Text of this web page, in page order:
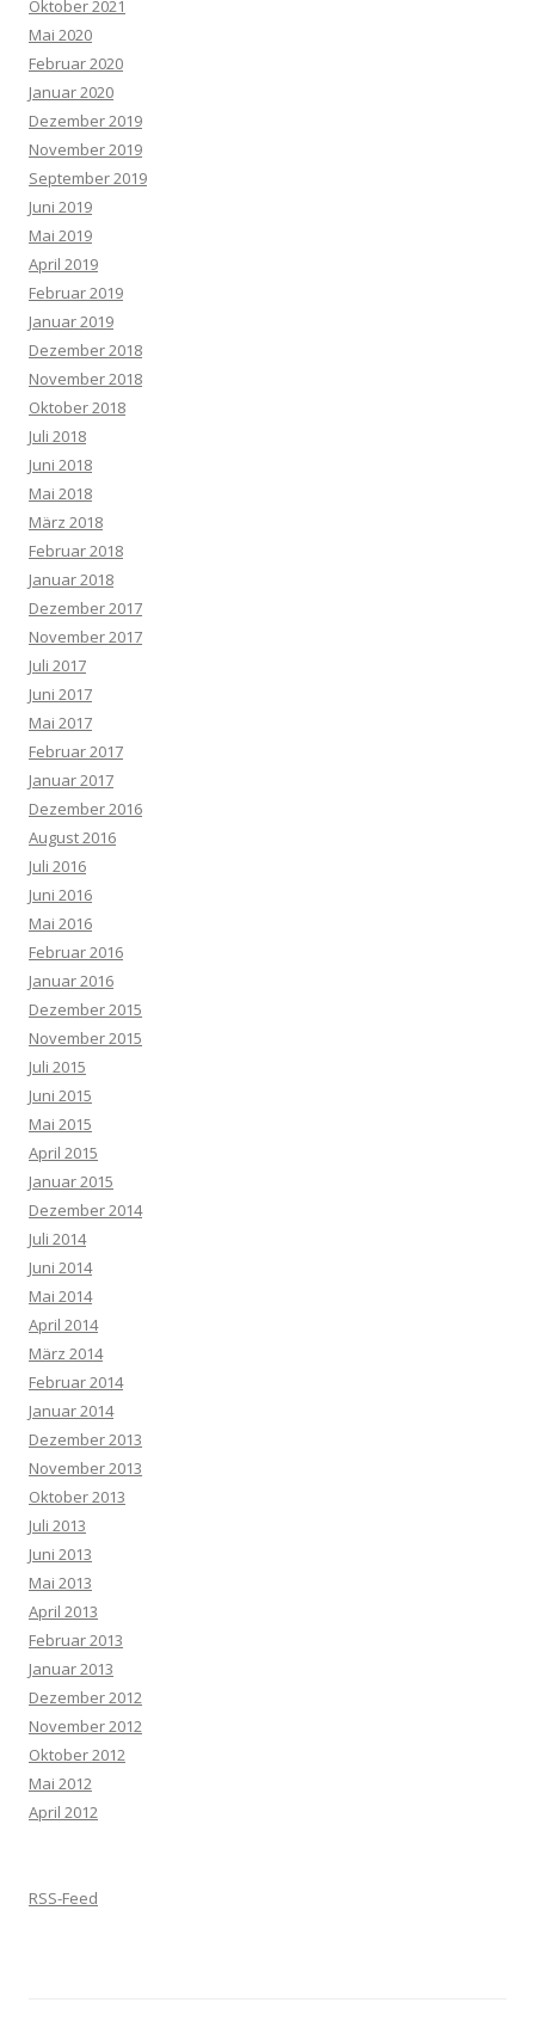
Oktober 2021
Mai 2020
Februar 2020
Januar 2020
Dezember 2019
November 2019
September 2019
Juni 2019
Mai 2019
April 2019
Februar 2019
Januar 2019
Dezember 2018
November 2018
Oktober 2018
Juli 2018
Juni 2018
Mai 2018
März 2018
Februar 2018
Januar 2018
Dezember 2017
November 2017
Juli 2017
Juni 2017
Mai 2017
Februar 2017
Januar 2017
Dezember 2016
August 2016
Juli 2016
Juni 2016
Mai 2016
Februar 2016
Januar 2016
Dezember 2015
November 2015
Juli 2015
Juni 2015
Mai 2015
April 2015
Januar 2015
Dezember 2014
Juli 2014
Juni 2014
Mai 2014
April 2014
März 2014
Februar 2014
Januar 2014
Dezember 2013
November 2013
Oktober 2013
Juli 2013
Juni 2013
Mai 2013
April 2013
Februar 2013
Januar 2013
Dezember 2012
November 2012
Oktober 2012
Mai 2012
April 2012
RSS-Feed